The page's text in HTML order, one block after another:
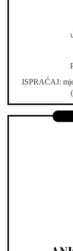
ISPRAĆAJ: